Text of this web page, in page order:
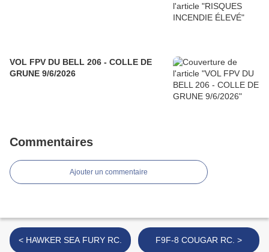
VOL FPV DU BELL 206 - COLLE DE
GRUNE 9/6/2026
Commentaires
Ajouter un commentaire
< HAWKER SEA FURY RC. F9F-8 COUGAR RC. >